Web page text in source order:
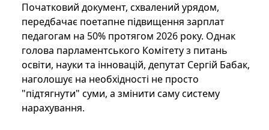
Початковий документ, схвалений урядом,
передбачає поетапне підвищення зарплат
педагогам на 50% протягом 2026 року. Однак
голова парламентського Комітету з питань
освіти, науки та інновацій, депутат Сергій Бабак,
наголошує на необхідності не просто
"підтягнути" суми, а змінити саму систему
нарахування.